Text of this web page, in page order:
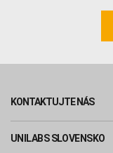
KONTAKTUJTE NÁS
UNILABS SLOVENSKO